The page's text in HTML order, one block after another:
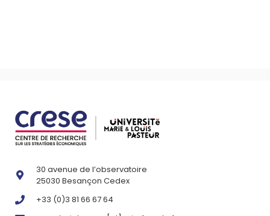
30 avenue de l’observatoire
25030 Besançon Cedex
+33 (0)3 81 66 67 64